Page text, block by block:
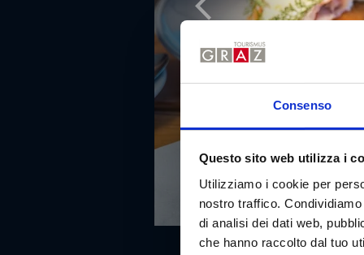
Consenso
Questo sito web utilizza i
Utilizziamo i cookie per
nostro traffico.
di analisi dei dati web,
che hanno raccolto dal tuo